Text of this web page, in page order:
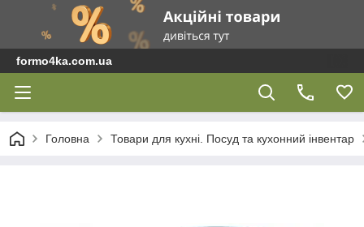
formo4ka.com.ua
Головна Товари для кухні. Посуд та кухонний інвентар